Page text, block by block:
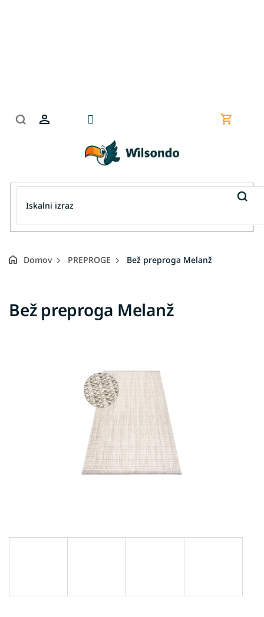
Domov PREPROGE Bež preproga Melanž
Bež preproga Melanž